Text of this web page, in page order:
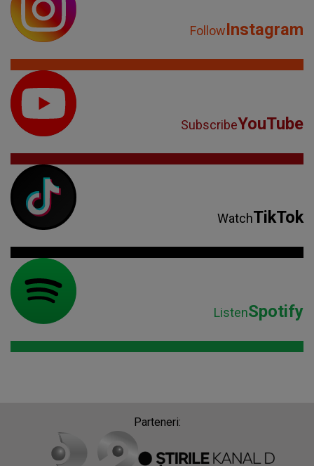
FollowInstagram
SubscribeYouTube
WatchTikTok
ListenSpotify
Parteneri: